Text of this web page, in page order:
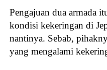
Pengajuan dua armada
kondisi kekeringan di
nantinya. Sebab,
yang mengalami